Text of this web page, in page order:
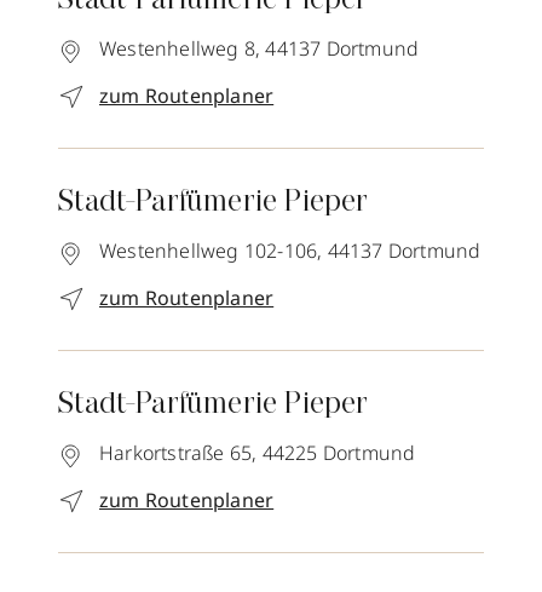
Westenhellweg 8, 44137 Dortmund
zum Routenplaner
Stadt-Parfümerie Pieper
Westenhellweg 102-106, 44137 Dortmund
zum Routenplaner
Stadt-Parfümerie Pieper
Harkortstraße 65, 44225 Dortmund
zum Routenplaner